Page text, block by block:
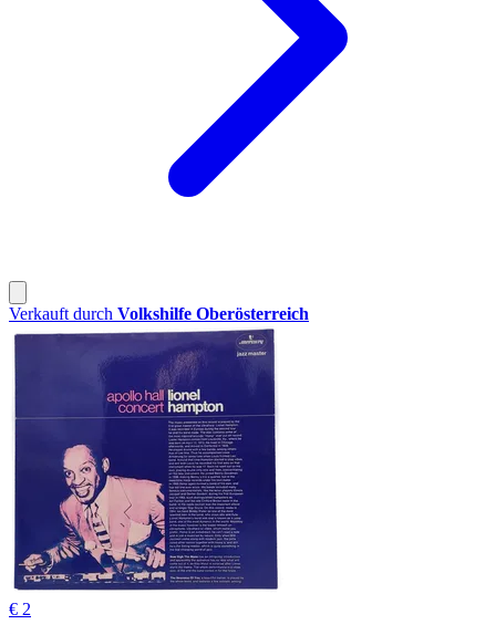
Verkauft durch Volkshilfe Oberösterreich
€ 2